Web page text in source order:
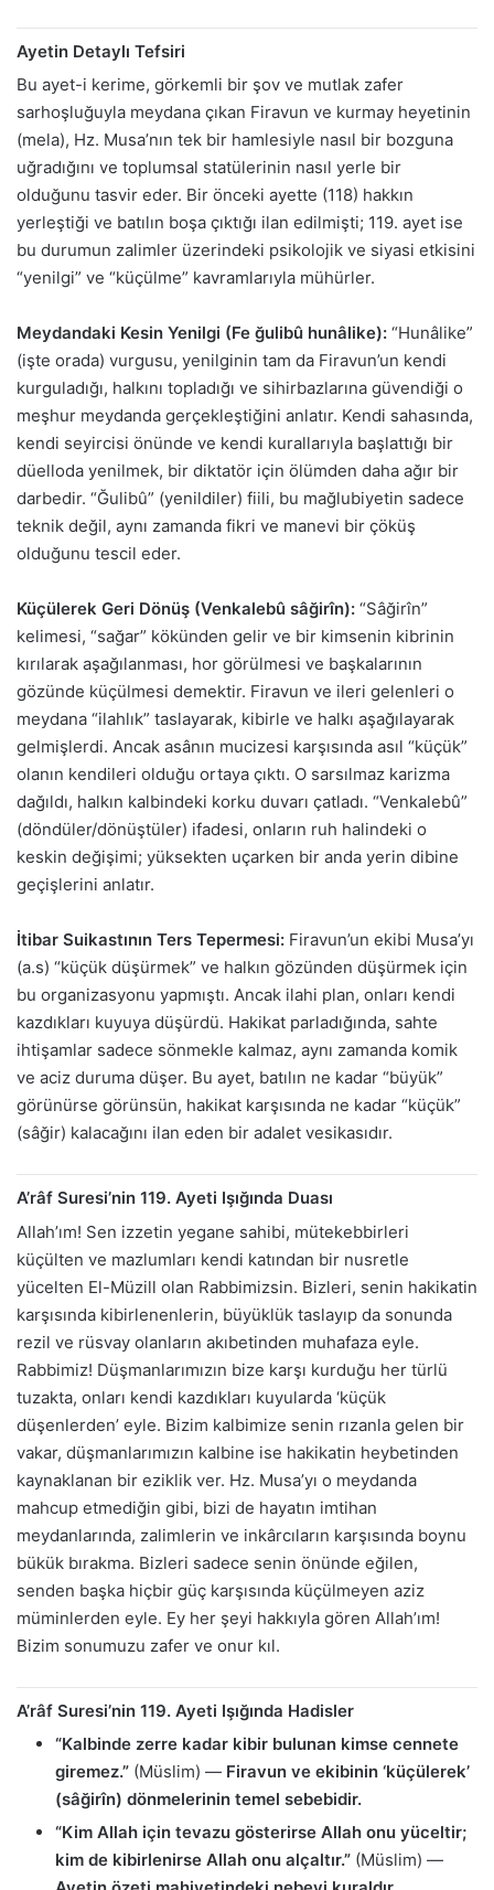
Ayetin Detaylı Tefsiri
Bu ayet-i kerime, görkemli bir şov ve mutlak zafer
sarhoşluğuyla meydana çıkan Firavun ve kurmay heyetinin
(mela), Hz. Musa’nın tek bir hamlesiyle nasıl bir bozguna
uğradığını ve toplumsal statülerinin nasıl yerle bir
olduğunu tasvir eder. Bir önceki ayette (118) hakkın
yerleştiği ve batılın boşa çıktığı ilan edilmişti; 119. ayet ise
bu durumun zalimler üzerindeki psikolojik ve siyasi etkisini
“yenilgi” ve “küçülme” kavramlarıyla mühürler.
Meydandaki Kesin Yenilgi (Fe ğulibû hunâlike): “Hunâlike”
(işte orada) vurgusu, yenilginin tam da Firavun’un kendi
kurguladığı, halkını topladığı ve sihirbazlarına güvendiği o
meşhur meydanda gerçekleştiğini anlatır. Kendi sahasında,
kendi seyircisi önünde ve kendi kurallarıyla başlattığı bir
düelloda yenilmek, bir diktatör için ölümden daha ağır bir
darbedir. “Ğulibû” (yenildiler) fiili, bu mağlubiyetin sadece
teknik değil, aynı zamanda fikri ve manevi bir çöküş
olduğunu tescil eder.
Küçülerek Geri Dönüş (Venkalebû sâğirîn): “Sâğirîn”
kelimesi, “sağar” kökünden gelir ve bir kimsenin kibrinin
kırılarak aşağılanması, hor görülmesi ve başkalarının
gözünde küçülmesi demektir. Firavun ve ileri gelenleri o
meydana “ilahlık” taslayarak, kibirle ve halkı aşağılayarak
gelmişlerdi. Ancak asânın mucizesi karşısında asıl “küçük”
olanın kendileri olduğu ortaya çıktı. O sarsılmaz karizma
dağıldı, halkın kalbindeki korku duvarı çatladı. “Venkalebû”
(döndüler/dönüştüler) ifadesi, onların ruh halindeki o
keskin değişimi; yüksekten uçarken bir anda yerin dibine
geçişlerini anlatır.
İtibar Suikastının Ters Tepermesi: Firavun’un ekibi Musa’yı
(a.s) “küçük düşürmek” ve halkın gözünden düşürmek için
bu organizasyonu yapmıştı. Ancak ilahi plan, onları kendi
kazdıkları kuyuya düşürdü. Hakikat parladığında, sahte
ihtişamlar sadece sönmekle kalmaz, aynı zamanda komik
ve aciz duruma düşer. Bu ayet, batılın ne kadar “büyük”
görünürse görünsün, hakikat karşısında ne kadar “küçük”
(sâğir) kalacağını ilan eden bir adalet vesikasıdır.
A’râf Suresi’nin 119. Ayeti Işığında Duası
Allah’ım! Sen izzetin yegane sahibi, mütekebbirleri
küçülten ve mazlumları kendi katından bir nusretle
yücelten El-Müzill olan Rabbimizsin. Bizleri, senin hakikatin
karşısında kibirlenenlerin, büyüklük taslayıp da sonunda
rezil ve rüsvay olanların akıbetinden muhafaza eyle.
Rabbimiz! Düşmanlarımızın bize karşı kurduğu her türlü
tuzakta, onları kendi kazdıkları kuyularda ‘küçük
düşenlerden’ eyle. Bizim kalbimize senin rızanla gelen bir
vakar, düşmanlarımızın kalbine ise hakikatin heybetinden
kaynaklanan bir eziklik ver. Hz. Musa’yı o meydanda
mahcup etmediğin gibi, bizi de hayatın imtihan
meydanlarında, zalimlerin ve inkârcıların karşısında boynu
bükük bırakma. Bizleri sadece senin önünde eğilen,
senden başka hiçbir güç karşısında küçülmeyen aziz
müminlerden eyle. Ey her şeyi hakkıyla gören Allah’ım!
Bizim sonumuzu zafer ve onur kıl.
A’râf Suresi’nin 119. Ayeti Işığında Hadisler
“Kalbinde zerre kadar kibir bulunan kimse cennete
giremez.” (Müslim) — Firavun ve ekibinin ‘küçülerek’
(sâğirîn) dönmelerinin temel sebebidir.
“Kim Allah için tevazu gösterirse Allah onu yüceltir;
kim de kibirlenirse Allah onu alçaltır.” (Müslim) —